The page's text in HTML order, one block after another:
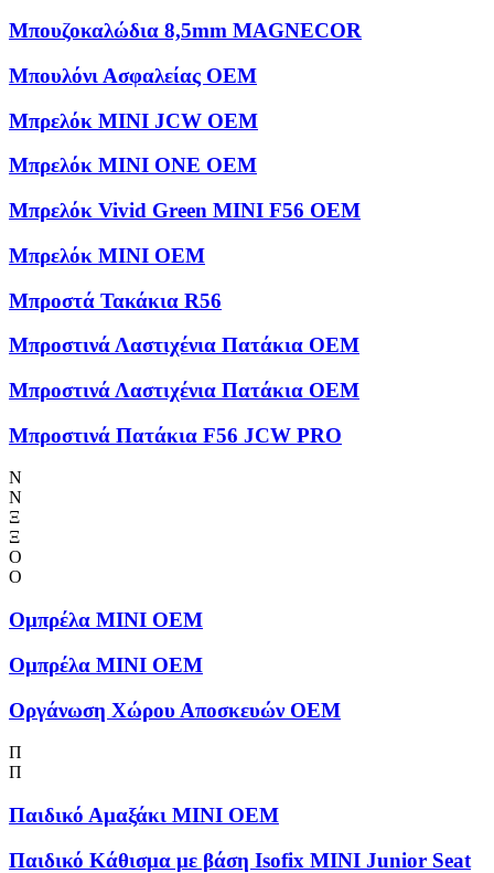
Μπουζοκαλώδια 8,5mm MAGNECOR
Μπουλόνι Ασφαλείας OEM
Μπρελόκ MINI JCW OEM
Μπρελόκ MINI ONE OEM
Μπρελόκ Vivid Green MINI F56 OEM
Μπρελόκ ΜΙΝΙ OEM
Μπροστά Τακάκια R56
Μπροστινά Λαστιχένια Πατάκια OEM
Μπροστινά Λαστιχένια Πατάκια OEM
Μπροστινά Πατάκια F56 JCW PRO
Ν
Ν
Ξ
Ξ
Ο
Ο
Ομπρέλα MINI OEM
Ομπρέλα MINI OEM
Οργάνωση Χώρου Αποσκευών OEM
Π
Π
Παιδικό Αμαξάκι MINI OEM
Παιδικό Κάθισμα με βάση Isofix MINI Junior Seat